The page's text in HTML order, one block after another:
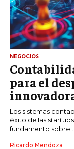
NEGOCIOS
para el
Los sistemas
éxito de las
fundamento sobre...
Ricardo Mendoza